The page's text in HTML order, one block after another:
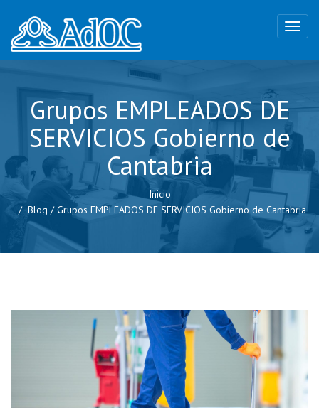
Grupos EMPLEADOS DE
SERVICIOS Gobierno de
Cantabria
Inicio
Blog /Grupos EMPLEADOS DE SERVICIOS Gobierno de Cantabria